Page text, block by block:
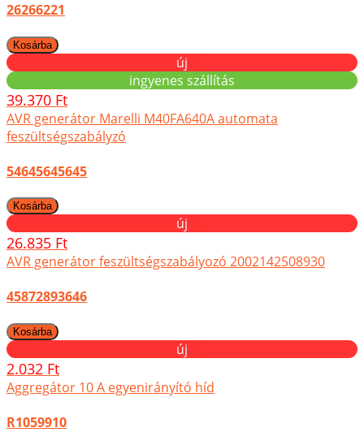
26266221
új
ingyenes szállítás
39.370 Ft
AVR generátor Marelli M40FA640A automata
feszültségszabályzó
54645645645
új
26.835 Ft
AVR generátor feszültségszabályozó 2002142508930
45872893646
új
2.032 Ft
Aggregátor 10 A egyenirányító híd
R1059910